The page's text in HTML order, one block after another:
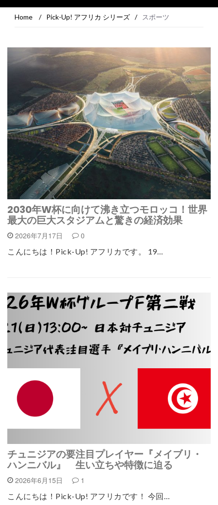
Home / Pick-Up! アフリカ シリーズ / スポーツ
2030年W杯に向けて沸き立つモロッコ！世界
最大の巨大スタジアムと驚きの経済効果
2026年7月17日 0
こんにちは！Pick-Up! アフリカです。 19…
チュニジアの要注目プレイヤー『メイブリ・
ハンニバル』 生い立ちや特徴に迫る
2026年6月15日 1
こんにちは！Pick-Up! アフリカです！ 今回…